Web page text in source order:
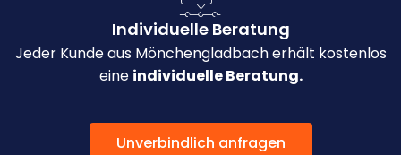
Individuelle Beratung
Jeder Kunde aus Mönchengladbach erhält kostenlos
eine individuelle Beratung.
Unverbindlich anfragen